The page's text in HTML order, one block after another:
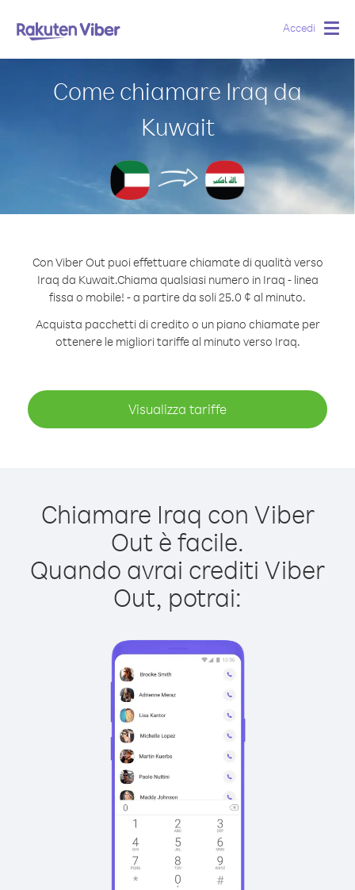
Accedi
Come chiamare Iraq da
Kuwait
Con Viber Out puoi effettuare chiamate di qualità verso
Iraq da Kuwait.Chiama qualsiasi numero in Iraq - linea
fissa o mobile! - a partire da soli 25.0 ¢ al minuto.
Acquista pacchetti di credito o un piano chiamate per
ottenere le migliori tariffe al minuto verso Iraq.
Visualizza tariffe
Chiamare Iraq con Viber
Out è facile.
Quando avrai crediti Viber
Out, potrai: